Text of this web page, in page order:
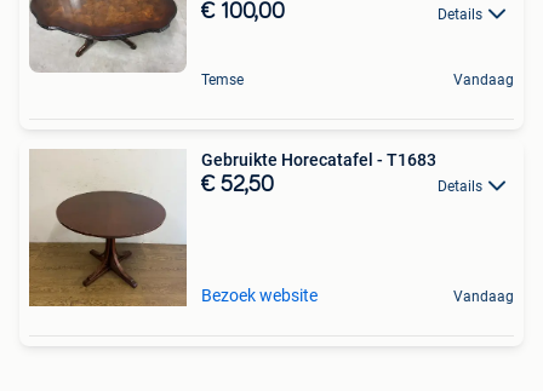
€ 100,00 Details
Temse Vandaag
Gebruikte Horecatafel - T1683
€ 52,50 Details
Bezoek website Vandaag